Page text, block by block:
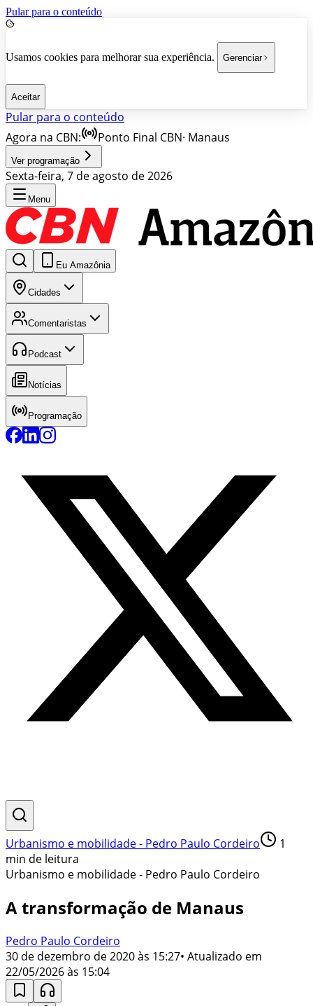
Pular para o conteúdo
Usamos cookies para melhorar sua experiência. Gerenciar
Aceitar
Pular para o conteúdo
Agora na CBN:
Ponto Final CBN· Manaus
Ver programação
Sexta-feira, 7 de agosto de 2026
Menu
Eu Amazônia
Cidades
Comentaristas
Podcast
Notícias
Programação
Urbanismo e mobilidade - Pedro Paulo Cordeiro
1
min de leitura
Urbanismo e mobilidade - Pedro Paulo Cordeiro
A transformação de Manaus
Pedro Paulo Cordeiro
30 de dezembro de 2020 às 15:27• Atualizado em
22/05/2026 às 15:04